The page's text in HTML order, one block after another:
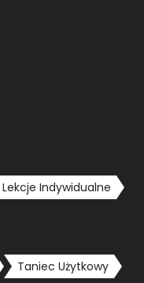
user/dancebookpl
Lekcje Indywidualne
Taniec Użytkowy